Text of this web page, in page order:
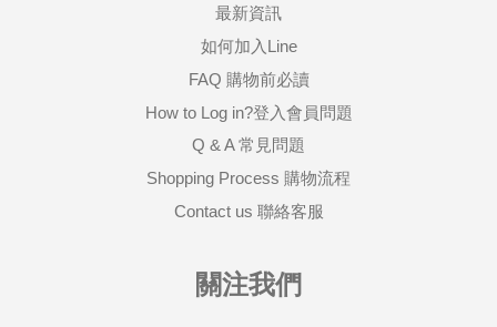
最新資訊
如何加入Line
FAQ 購物前必讀
How to Log in?登入會員問題
Q & A 常見問題
Shopping Process 購物流程
Contact us 聯絡客服
關注我們